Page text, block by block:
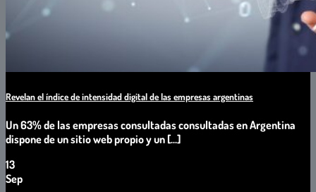
Revelan el índice de intensidad digital de las empresas argentinas
Un 63% de las empresas consultadas consultadas en Argentina
dispone de un sitio web propio y un [...]
13
Sep